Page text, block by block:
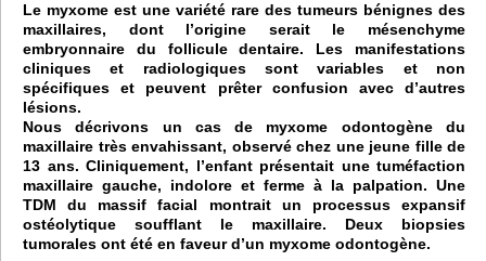
Le myxome est une variété rare des tumeurs bénignes des
maxillaires, dont l’origine serait le mésenchyme
embryonnaire du follicule dentaire. Les manifestations
cliniques et radiologiques sont variables et non
spécifiques et peuvent prêter confusion avec d’autres
lésions.
Nous décrivons un cas de myxome odontogène du
maxillaire très envahissant, observé chez une jeune fille de
13 ans. Cliniquement, l’enfant présentait une tuméfaction
maxillaire gauche, indolore et ferme à la palpation. Une
TDM du massif facial montrait un processus expansif
ostéolytique soufflant le maxillaire. Deux biopsies
tumorales ont été en faveur d’un myxome odontogène.